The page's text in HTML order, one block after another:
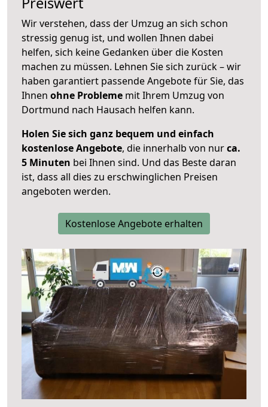
Wir verstehen, dass der Umzug an sich schon
stressig genug ist, und wollen Ihnen dabei
helfen, sich keine Gedanken über die Kosten
machen zu müssen. Lehnen Sie sich zurück – wir
haben garantiert passende Angebote für Sie, das
Ihnen ohne Probleme mit Ihrem Umzug von
Dortmund nach Hausach helfen kann.
Holen Sie sich ganz bequem und einfach
kostenlose Angebote, die innerhalb von nurca.
5 Minuten bei Ihnen sind. Und das Beste daran
ist, dass all dies zu erschwinglichen Preisen
angeboten werden.
Kostenlose Angebote erhalten